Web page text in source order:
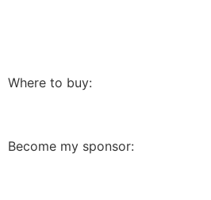
Where to buy:
Become my sponsor: